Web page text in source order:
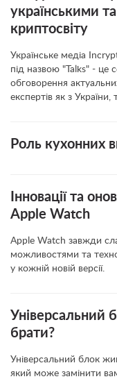
українськими
криптосвіту
Українське медіа
під назвою "Talks" - це
обговорення
експертів як з України,
Роль кухонних
Інновації та
Apple Watch
Apple Watch завжди
можливостями та
у кожній новій версії.
Універсальний
брати?
Універсальний блок
який може замінити